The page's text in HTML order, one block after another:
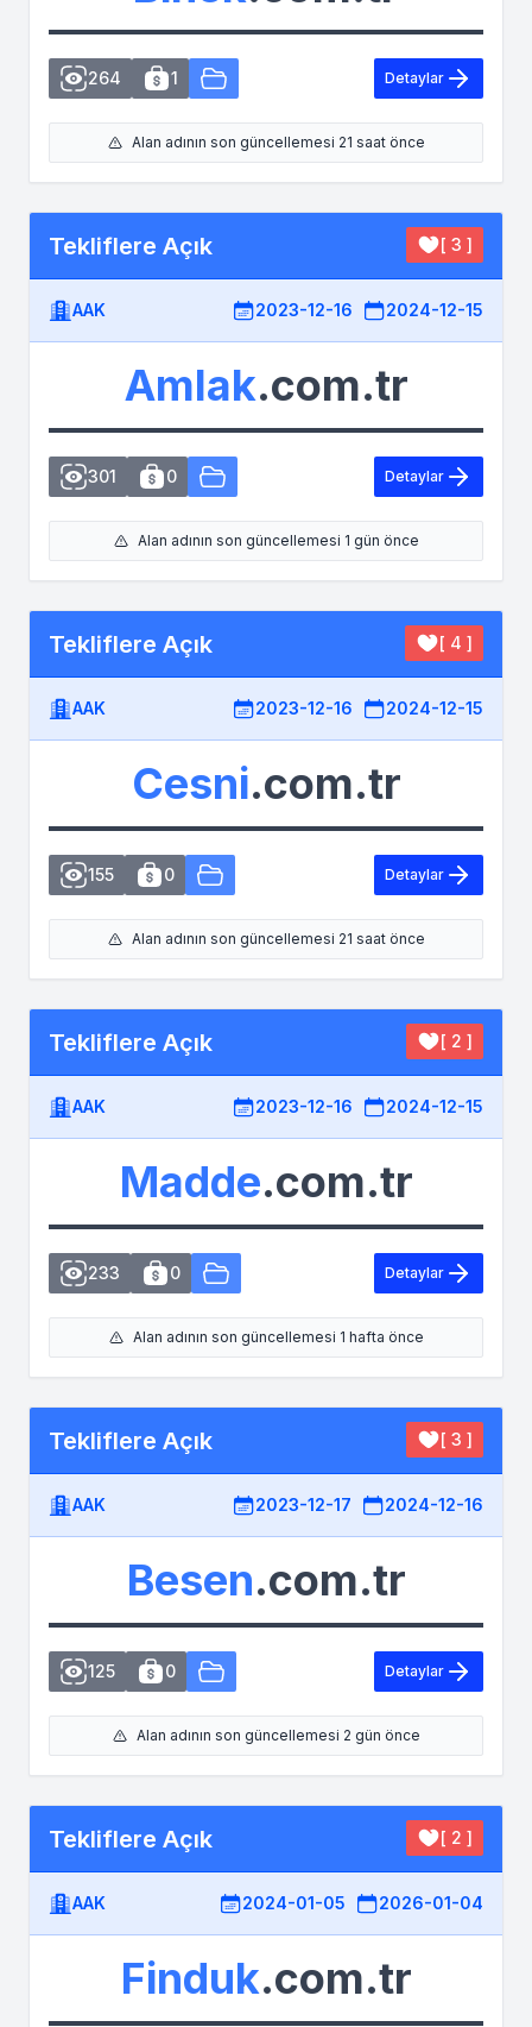
264 1 Detaylar
Alan adının son güncellemesi 21 saat önce
Tekliflere Açık [ 3 ]
AAK 2023-12-16 2024-12-15
Amlak.com.tr
301 0 Detaylar
Alan adının son güncellemesi 1 gün önce
Tekliflere Açık [ 4 ]
AAK 2023-12-16 2024-12-15
Cesni.com.tr
155 0 Detaylar
Alan adının son güncellemesi 21 saat önce
Tekliflere Açık [ 2 ]
AAK 2023-12-16 2024-12-15
Madde.com.tr
233 0 Detaylar
Alan adının son güncellemesi 1 hafta önce
Tekliflere Açık [ 3 ]
AAK 2023-12-17 2024-12-16
Besen.com.tr
125 0 Detaylar
Alan adının son güncellemesi 2 gün önce
Tekliflere Açık [ 2 ]
AAK 2024-01-05 2026-01-04
Finduk.com.tr